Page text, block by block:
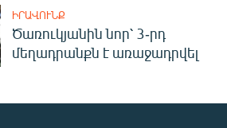
ԻՐԱՎՈՒՆՔ
Ծառուկյանին նոր՝ 3-րդ
մեղադրանքն է առաջադրվել